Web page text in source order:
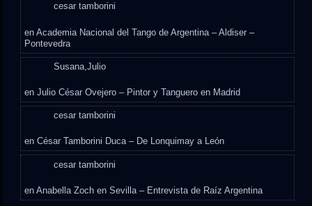
cesar tamborini
enAcademia Nacional del Tango de Argentina – Aldiser –
Pontevedra
Susana,Julio
enJulio César Ovejero – Pintor y Tanguero en Madrid
cesar tamborini
enCésar Tamborini Duca – De Lonquimay a León
cesar tamborini
enAnabella Zoch en Sevilla – Entrevista de Raíz Argentina